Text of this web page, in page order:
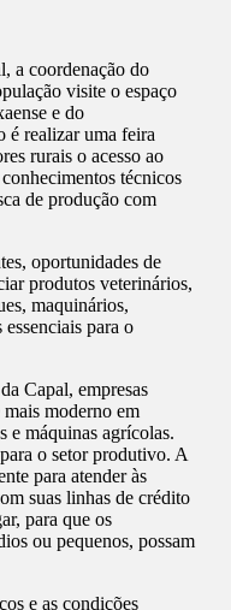
a coordenação do
visite o espaço
e do
é realizar uma feira
rurais o acesso ao
técnicos
de produção com
oportunidades de
produtos veterinários,
maquinários,
para o
Capal, empresas
mais moderno em
e máquinas agrícolas.
o setor produtivo. A
para atender às
suas linhas de crédito
para que os
ou pequenos, possam
e as condições